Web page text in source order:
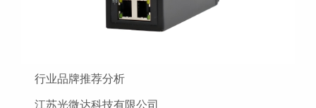
行业品牌推荐分析
江苏光微达科技有限公司